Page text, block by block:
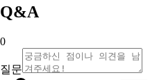
Q&A
0
질문